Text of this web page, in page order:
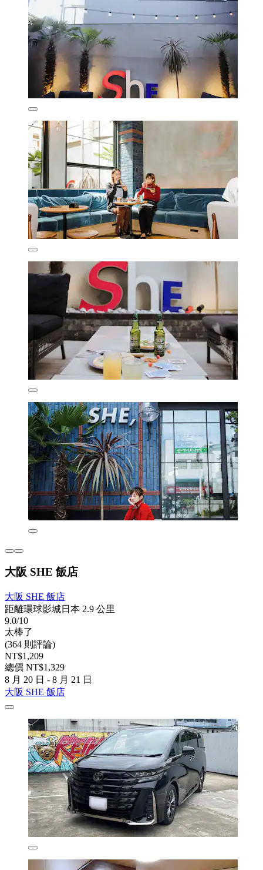
大阪 SHE 飯店
大阪 SHE 飯店
距離環球影城日本 2.9 公里
9.0/10
太棒了
(364 則評論)
NT$1,209
總價 NT$1,329
8 月 20 日 - 8 月 21 日
大阪 SHE 飯店